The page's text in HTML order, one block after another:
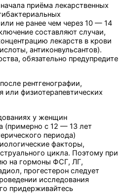
приёма лекарственных
не ранее чем через 10 — 14
составляют случаи,
лекарств в крови
антиконвульсантов).
обязательно предупредите
рентгенографии,
или физиотерапевтических
у женщин
(примерно с 12 — 13 лет
периода)
факторы,
цикла. Поэтому при
на гормоны ФСГ, ЛГ,
прогестерон следует
исследования
придерживайтесь